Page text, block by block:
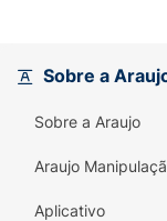
Sobre a
Sobre a Araujo
Araujo
Aplicativo